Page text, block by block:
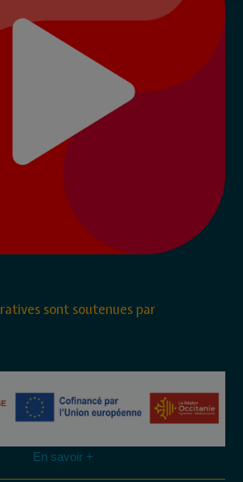
sont soutenues par
En savoir +